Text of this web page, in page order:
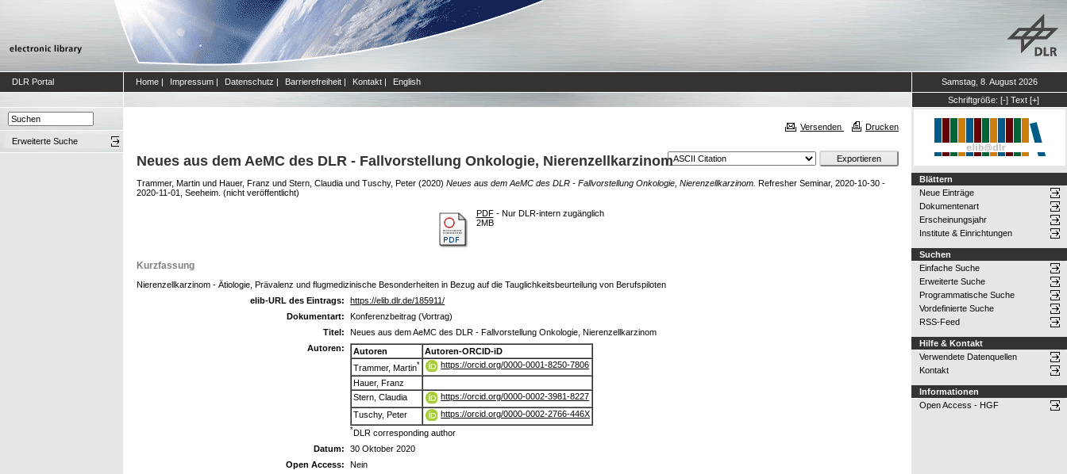
DLR Portal Home | Impressum | Datenschutz | Barrierefreiheit | Kontakt | English
Samstag, 8. August 2026
Schriftgröße: [-] Text [+]
Erweiterte Suche
Versenden Drucken
Neues aus dem AeMC des DLR - Fallvorstellung Onkologie, Nierenzellkarzinom
Trammer, Martin und Hauer, Franz und Stern, Claudia und Tuschy, Peter (2020) Neues aus dem AeMC des DLR - Fallvorstellung Onkologie, Nierenzellkarzinom. Refresher Seminar, 2020-10-30 -
2020-11-01, Seeheim. (nicht veröffentlicht)
PDF- Nur DLR-intern zugänglich
2MB
Kurzfassung
Nierenzellkarzinom - Ätiologie, Prävalenz und flugmedizinische Besonderheiten in Bezug auf die Tauglichkeitsbeurteilung von Berufspiloten
elib-URL des Eintrags:
https://elib.dlr.de/185911/
Dokumentart:
Konferenzbeitrag (Vortrag)
Titel:
Neues aus dem AeMC des DLR - Fallvorstellung Onkologie, Nierenzellkarzinom
Autoren:
Autoren
Autoren-ORCID-iD
Trammer, Martin*
https://orcid.org/0000-0001-8250-7806
Hauer, Franz
Stern, Claudia
https://orcid.org/0000-0002-3981-8227
Tuschy, Peter
https://orcid.org/0000-0002-2766-446X
*DLR corresponding author
Datum:
30 Oktober 2020
Open Access:
Nein
Blättern
Neue Einträge
Dokumentenart
Erscheinungsjahr
Institute & Einrichtungen
Suchen
Einfache Suche
Erweiterte Suche
Programmatische Suche
Vordefinierte Suche
RSS-Feed
Hilfe & Kontakt
Verwendete Datenquellen
Kontakt
Informationen
Open Access - HGF